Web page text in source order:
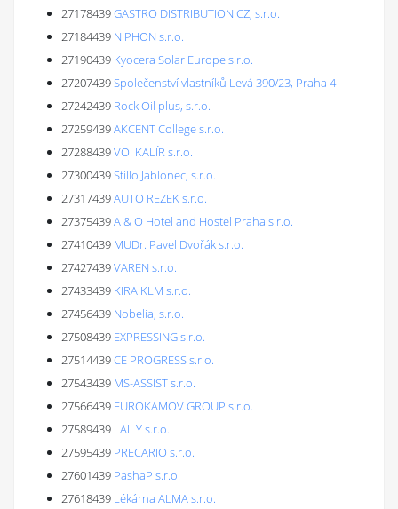
27178439GASTRO DISTRIBUTION CZ, s.r.o.
27184439 NIPHON s.r.o.
27190439 Kyocera Solar Europe s.r.o.
27207439Společenství vlastníků Levá 390/23, Praha 4
27242439 Rock Oil plus, s.r.o.
27259439AKCENT College s.r.o.
27288439VO. KALÍR s.r.o.
27300439Stillo Jablonec, s.r.o.
27317439AUTO REZEK s.r.o.
27375439A & O Hotel and Hostel Praha s.r.o.
27410439 MUDr. Pavel Dvořák s.r.o.
27427439VAREN s.r.o.
27433439 KIRA KLM s.r.o.
27456439 Nobelia, s.r.o.
27508439 EXPRESSING s.r.o.
27514439CE PROGRESS s.r.o.
27543439 MS-ASSIST s.r.o.
27566439 EUROKAMOV GROUP s.r.o.
27589439 LAILY s.r.o.
27595439 PRECARIO s.r.o.
27601439 PashaP s.r.o.
27618439 Lékárna ALMA s.r.o.